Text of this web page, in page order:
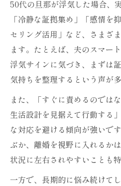
50代の旦那が浮気した場合、
「冷静な証拠集め」「感情を
セリング活用」など、さまざ
ます。たとえば、夫のスマー
浮気サインに気づき、まずは
気持ちを整理するという声が
また、「すぐに責めるのでは
生活設計を見据えて行動する
な対応を避ける傾向が強いで
ぶか、離婚を視野に入れるか
状況に左右されやすいことも特
一方で、長期的に悩み続けて